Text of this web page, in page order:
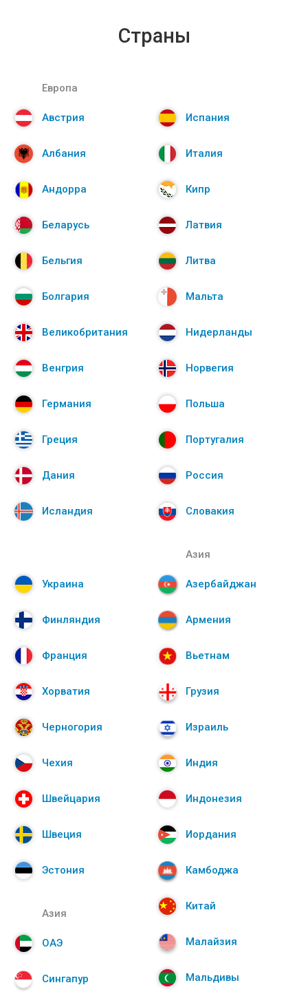
Страны
Европа
Австрия
Албания
Андорра
Беларусь
Бельгия
Болгария
Великобритания
Венгрия
Германия
Греция
Дания
Исландия
Испания
Италия
Кипр
Латвия
Литва
Мальта
Нидерланды
Норвегия
Польша
Португалия
Россия
Словакия
Украина
Финляндия
Франция
Хорватия
Черногория
Чехия
Швейцария
Швеция
Эстония
Азия
Азербайджан
Армения
Вьетнам
Грузия
Израиль
Индия
Индонезия
Иордания
Камбоджа
Китай
Малайзия
Мальдивы
Азия
ОАЭ
Сингапур